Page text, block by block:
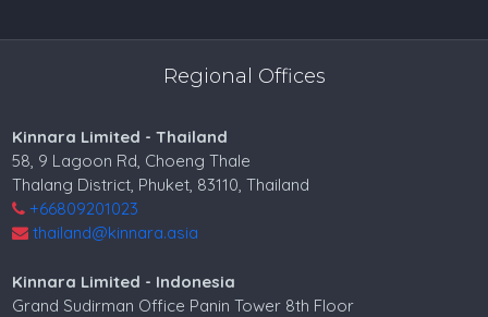
Regional Offices
Kinnara Limited - Thailand
58, 9 Lagoon Rd, Choeng Thale
Thalang District, Phuket, 83110, Thailand
+66809201023
thailand@kinnara.asia
Kinnara Limited - Indonesia
Grand Sudirman Office Panin Tower 8th Floor